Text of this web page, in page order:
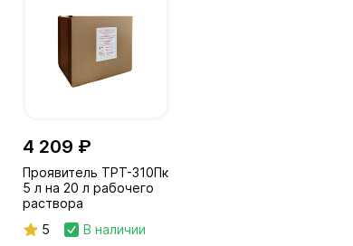
4 209 ₽
Проявитель ТРТ-310Пк
5 л на 20 л рабочего
раствора
5
В наличии